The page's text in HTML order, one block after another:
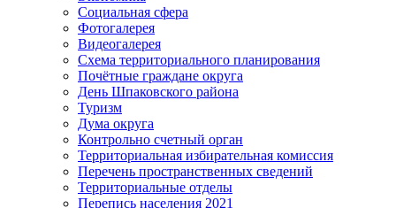
Социальная сфера
Фотогалерея
Видеогалерея
Схема территориального планирования
Почётные граждане округа
День Шпаковского района
Туризм
Дума округа
Контрольно счетный орган
Территориальная избирательная комиссия
Перечень пространственных сведений
Территориальные отделы
Перепись населения 2021